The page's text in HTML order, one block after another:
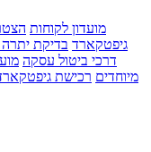
מועדון לקוחות
גיפטקארד בדיקת
דרכי ביטול עסקה
מיוחדים רכישת